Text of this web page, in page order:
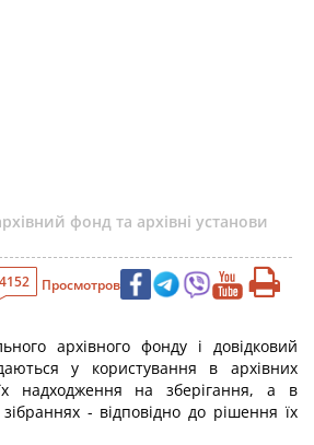
фонд та архівні установи
4152 Просмотров
архівного фонду і довідковий
у користування в архівних
надходження на зберігання, а в
- відповідно до рішення їх